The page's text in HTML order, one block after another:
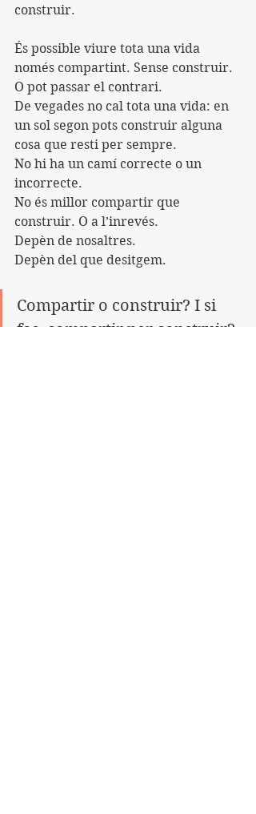
construir.
És possible viure tota una vida
només compartint. Sense construir.
O pot passar el contrari.
De vegades no cal tota una vida: en
un sol segon pots construir alguna
cosa que resti per sempre.
No hi ha un camí correcte o un
incorrecte.
No és millor compartir que
construir. O a l’inrevés.
Depèn de nosaltres.
Depèn del que desitgem.
Compartir o construir? I si
fos, compartir per construir?